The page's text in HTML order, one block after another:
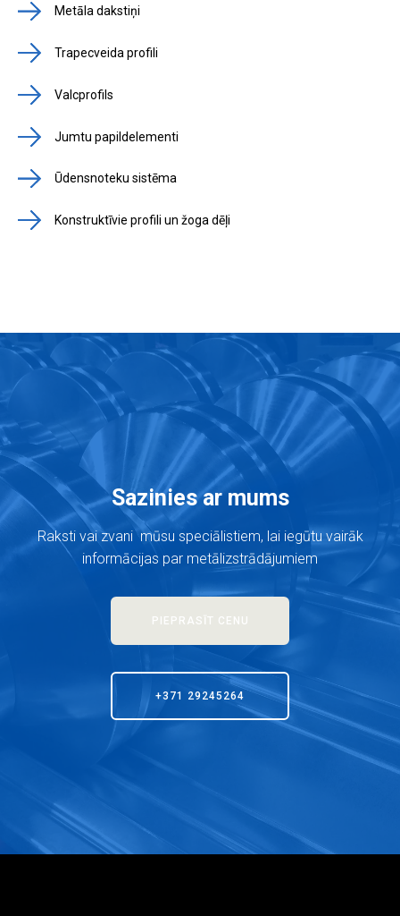
Metāla dakstiņi
Trapecveida profili
Valcprofils
Jumtu papildelementi
Ūdensnoteku sistēma
Konstruktīvie profili un žoga dēļi
Sazinies ar mums
Raksti vai zvani mūsu speciālistiem, lai iegūtu vairāk
informācijas par metālizstrādājumiem
PIEPRASĪT CENU
+371 29245264